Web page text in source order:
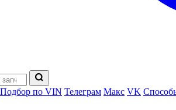
Подбор по VIN Телеграм Макс VK